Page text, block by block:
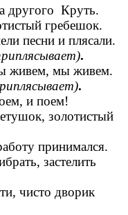
другого Круть.
гребешок.
песни и плясали.
.
живем, мы живем.
.
и поем!
золотистый
принимался.
застелить
чисто дворик